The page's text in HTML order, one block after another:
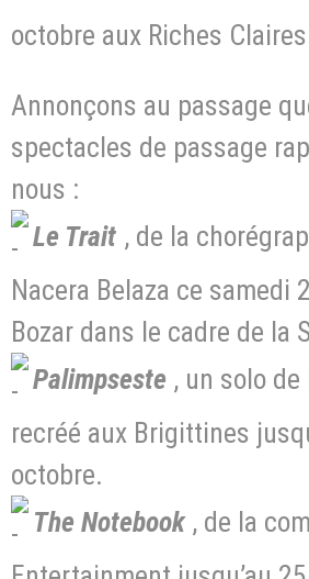
octobre aux Riches
Annonçons au passage
spectacles de passage
nous :
Le Trait , de la
Nacera Belaza ce samedi
Bozar dans le cadre de la
Palimpseste , un solo
recréé aux Brigittines
octobre.
The Notebook , de la